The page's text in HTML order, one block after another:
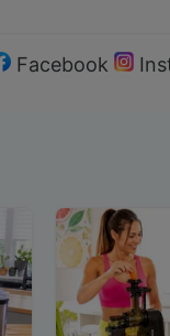
Facebook